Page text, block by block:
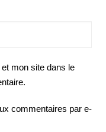
mon site dans le
commentaires par e-